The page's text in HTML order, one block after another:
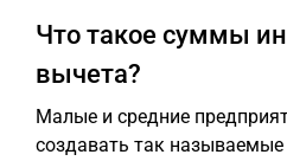
Что такое суммы
вычета?
Малые и средние
создавать так называемые